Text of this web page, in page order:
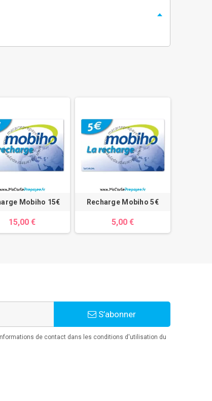
Mobiho 15€
15,00 €
Recharge Mobiho 5€
5,00 €
S’abonner
de contact dans les conditions d'utilisation du